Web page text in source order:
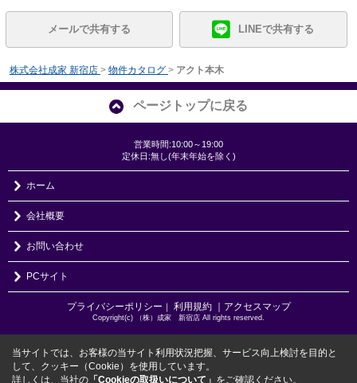
メールで共有する LINEで共有する
株式会社成家 新宿店 > 物件カタログ > アクト本木
ページトップに戻る
営業時間:10:00～19:00
定休日:無し(年末年始を除く)
ホーム
会社概要
お問い合わせ
PCサイト
プライバシーポリシー 利用規約 ｜アクセスマップ
Copyright(c) （株）成家 新宿店 All rights reserved.
当サイトでは、お客様の当サイト利用状況把握、サービス向上検討を目的と
して、クッキー（Cookie）を使用しています。
詳しくは、当社の 「Cookieの取扱いについて」 をご確認ください。